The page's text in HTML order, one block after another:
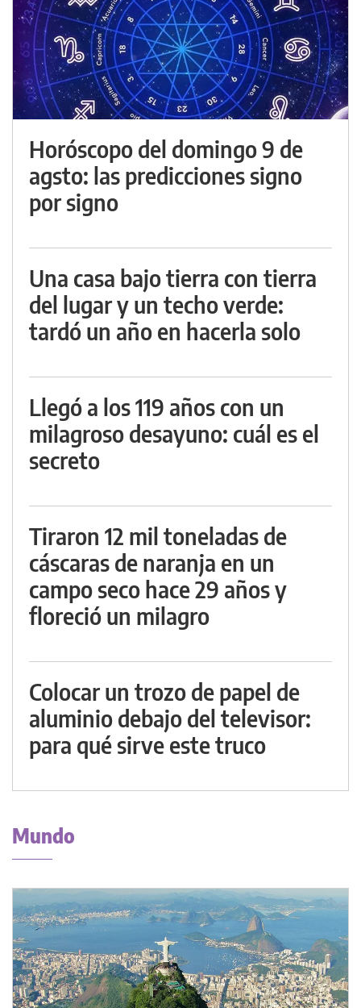
Horóscopo del domingo 9 de
agsto: las predicciones signo
por signo
Una casa bajo tierra con tierra
del lugar y un techo verde:
tardó un año en hacerla solo
Llegó a los 119 años con un
milagroso desayuno: cuál es el
secreto
Tiraron 12 mil toneladas de
cáscaras de naranja en un
campo seco hace 29 años y
floreció un milagro
Colocar un trozo de papel de
aluminio debajo del televisor:
para qué sirve este truco
Mundo